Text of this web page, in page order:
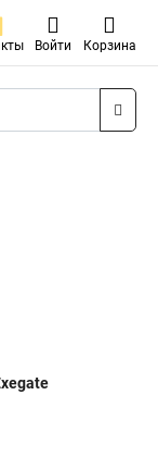
Войти Корзина